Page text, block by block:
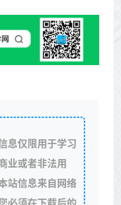
息仅限用于学习
业或者非法用
站信息来自网络
必须在下载后的